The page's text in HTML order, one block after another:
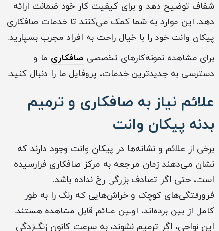
شفاف توضیح دهد و برای کیفیت کار خود ضمانت ارائه
دهد. این موارد به شما کمک می‌کنند تا خدمات صافکاری
پیکان وانت خود را با خیال راحت به افراد مجرب بسپارید.
برای مشاهده نمونه‌کارهای تخصصی صافکاری ما و
دسترسی به جدیدترین خدمات، پروفایل ما را دنبال کنید.
علائم نیاز به صافکاری و ترمیم
بدنه پیکان وانت
برخی از علائم و نشانه‌ها در پیکان وانت وجود دارند که
نشان می‌دهند زمان مراجعه به مرکز صافکاری فرارسیده
است، حتی اگر تصادف بزرگی رخ نداده باشد.
فرورفتگی‌های کوچک و خراش‌هایی که رنگ را به طور
کامل از بین برده‌اند، اولین علائم قابل مشاهده هستند.
این نواحی، اگر ترمیم نشوند، به سرعت کانون زنگ‌زدگی